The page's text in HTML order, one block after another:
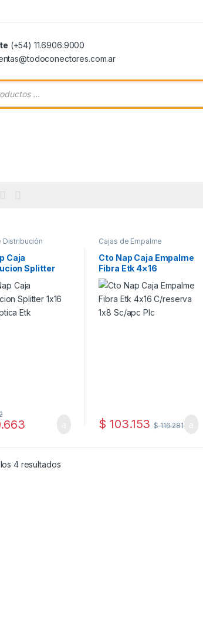
(+54) 11.6906.9000
productos
Distribución
Caja
Splitter
Optica Etk
Cajas de Empalme
Cto Nap Caja Empalme
Fibra Etk 4×16
C/reserva 1×8 Sc/apc
Plc
$ 103.153 $116.281
4 resultados